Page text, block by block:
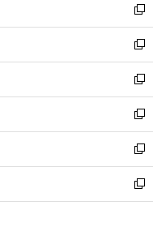
く
で
開
く
ド
ウ
で
開
く
新
し
い
ウ
ィ
ン
ド
ウ
で
開
く
新
し
い
ウ
ィ
ン
ド
ウ
で
開
新
し
い
ウ
ィ
ン
ド
ウ
新
し
い
ウ
ィ
ン
新
し
い
ウ
新
し